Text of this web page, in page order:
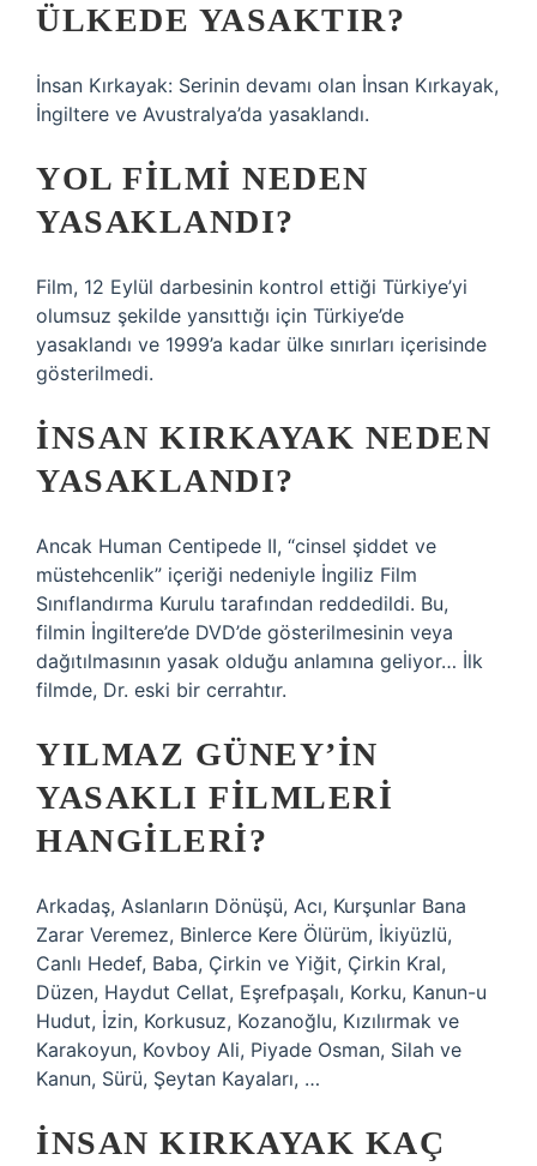
ÜLKEDE YASAKTIR?
İnsan Kırkayak: Serinin devamı olan İnsan Kırkayak,
İngiltere ve Avustralya’da yasaklandı.
YOL FILMI NEDEN
YASAKLANDI?
Film, 12 Eylül darbesinin kontrol ettiği Türkiye’yi
olumsuz şekilde yansıttığı için Türkiye’de
yasaklandı ve 1999’a kadar ülke sınırları içerisinde
gösterilmedi.
İNSAN KIRKAYAK NEDEN
YASAKLANDI?
Ancak Human Centipede II, “cinsel şiddet ve
müstehcenlik” içeriği nedeniyle İngiliz Film
Sınıflandırma Kurulu tarafından reddedildi. Bu,
filmin İngiltere’de DVD’de gösterilmesinin veya
dağıtılmasının yasak olduğu anlamına geliyor… İlk
filmde, Dr. eski bir cerrahtır.
YILMAZ GÜNEY’IN
YASAKLI FILMLERI
HANGILERI?
Arkadaş, Aslanların Dönüşü, Acı, Kurşunlar Bana
Zarar Veremez, Binlerce Kere Ölürüm, İkiyüzlü,
Canlı Hedef, Baba, Çirkin ve Yiğit, Çirkin Kral,
Düzen, Haydut Cellat, Eşrefpaşalı, Korku, Kanun-u
Hudut, İzin, Korkusuz, Kozanoğlu, Kızılırmak ve
Karakoyun, Kovboy Ali, Piyade Osman, Silah ve
Kanun, Sürü, Şeytan Kayaları, …
İNSAN KIRKAYAK KAÇ